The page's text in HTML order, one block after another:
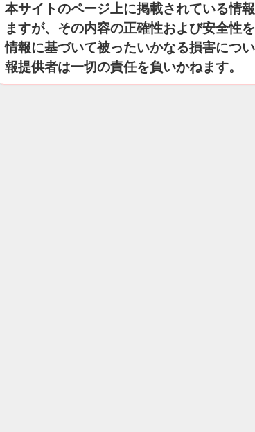
本サイトのページ上に掲載されている情
ますが、その内容の正確性および安全性
情報に基づいて被ったいかなる損害につ
報提供者は一切の責任を負いかねます。